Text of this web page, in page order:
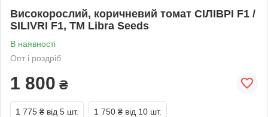
Високорослий, коричневий томат СІЛІВРІ F1 /
SILIVRI F1, ТМ Libra Seeds
В наявності
Опт і роздріб
1 800 ₴
1 775 ₴ від 5 шт. 1 750 ₴ від 10 шт.